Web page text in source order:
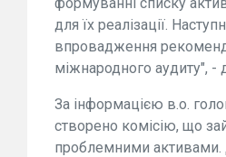
для їх реалізації.
впровадження
міжнародного аудиту", -
За інформацією в.о.
створено комісію, що
проблемними активами.